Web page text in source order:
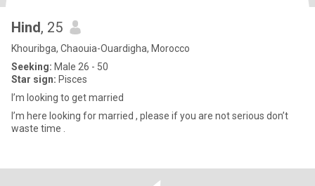
Hind, 25
Khouribga, Chaouia-Ouardigha, Morocco
Seeking: Male 26 - 50
Star sign: Pisces
I’m looking to get married
I’m here looking for married , please if you are not serious don’t
waste time .